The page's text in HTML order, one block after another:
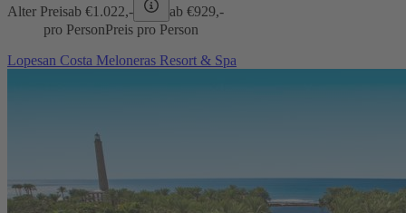
Alter Preisab €1.022,- ab €929,-
pro PersonPreis pro Person
Lopesan Costa Meloneras Resort & Spa